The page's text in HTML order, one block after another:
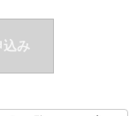
込み